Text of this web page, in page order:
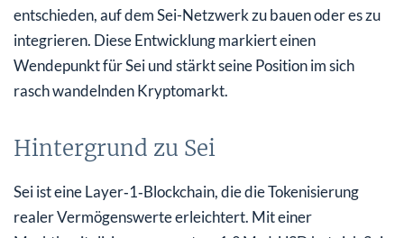
entschieden, auf dem Sei-Netzwerk zu bauen oder es zu
integrieren. Diese Entwicklung markiert einen
Wendepunkt für Sei und stärkt seine Position im sich
rasch wandelnden Kryptomarkt.
Hintergrund zu Sei
Sei ist eine Layer‑1‑Blockchain, die die Tokenisierung
realer Vermögenswerte erleichtert. Mit einer